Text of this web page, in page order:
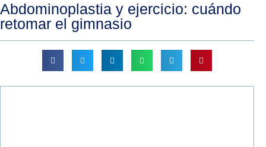
Abdominoplastia y ejercicio: cuándo
retomar el gimnasio